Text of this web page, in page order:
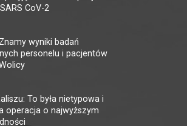
CoV-2
wyniki badań
personelu i pacjentów
To była nietypowa i
operacja o najwyższym